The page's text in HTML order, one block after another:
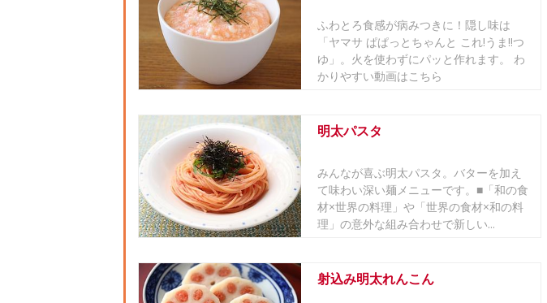
ふわとろ食感が病みつきに！隠し味は
「ヤマサ ぱぱっとちゃんと これ!うま!!つ
ゆ」。火を使わずにパッと作れます。 わ
かりやすい動画はこちら
明太パスタ
みんなが喜ぶ明太パスタ。バターを加え
て味わい深い麺メニューです。■「和の食
材×世界の料理」や「世界の食材×和の料
理」の意外な組み合わせで新しい...
射込み明太れんこん